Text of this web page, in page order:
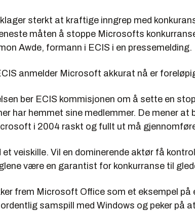
sterkt at kraftige inngrep med
måten å stoppe Microsofts
Awde, formann i ECIS i en pressemelding.
anmelder Microsoft akkurat nå er
ber ECIS kommisjonen om å sette en
har hemmet sine medlemmer. De mener at
i 2004 raskt og fullt ut må
et veiskille. Vil en dominerende aktør få
være en garantist for konkurranse til
frem Microsoft Office som et eksempel på
samspill med Windows og peker på